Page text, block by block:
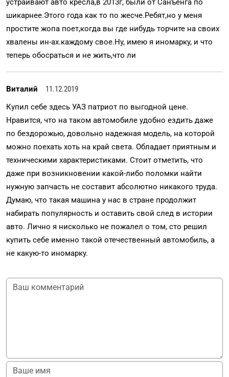
устраивают авто кресла,в 2013г, были от Санъёнга по
шикарнее.Этого года как то по жесче.Ребят,но у меня
простите жопа поет,когда вы где нибудь торчите на своих
хвалены ин-ах.каждому свое.Ну, имею я иномарку, и что
теперь обосраться и не жить,что ли
Виталий
11.12.2019
Купил себе здесь УАЗ патриот по выгодной цене.
Нравится, что на таком автомобиле удобно ездить даже
по бездорожью, довольно надежная модель, на которой
можно поехать хоть на край света. Обладает приятным и
техническими характеристиками. Стоит отметить, что
даже при возникновении какой-либо поломки найти
нужную запчасть не составит абсолютно никакого труда.
Думаю, что такая машина у нас в стране продолжит
набирать популярность и оставить свой след в истории
авто. Лично я нисколько не пожалел о том, сто решил
купить себе именно такой отечественный автомобиль, а
не какую-то иномарку.